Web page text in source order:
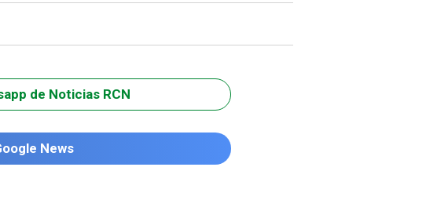
de Noticias RCN
News